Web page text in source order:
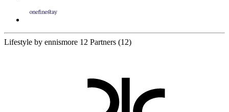
Lifestyle by ennismore 12 Partners (12)